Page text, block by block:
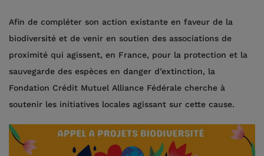
Afin de compléter son action existante en faveur de la
biodiversité et de venir en soutien des associations de
proximité qui agissent, en France, pour la protection et la
sauvegarde des espèces en danger d’extinction, la
Fondation Crédit Mutuel Alliance Fédérale cherche à
soutenir les initiatives locales agissant sur cette cause.